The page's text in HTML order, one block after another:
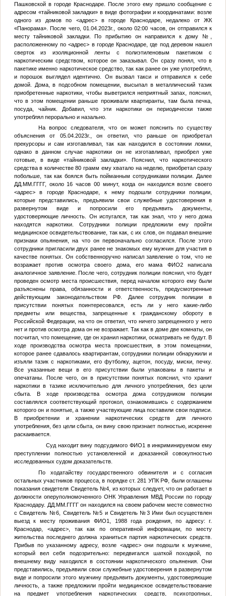
Пашковской в городе Краснодаре. После этого ему пришло сообщение с
адресом «тайниковой закладки» в виде фотографии и координатами: возле
одного из домов по <адрес>в городе Краснодаре, недалеко от ЖК
«Панорама». После чего, 01.04.2023г., около 02:00 часов, он отправился к
месту тайниковой закладки. По прибытию он направился к дому
№
расположенному по<адрес> в городе Краснодаре, где под деревом нашел
сверток из изоляционной ленты с полиэтиленовым пакетиком с
наркотическим средством, которое он заказывал. Он сразу понял, что в
пакетике именно наркотическое средство, так как ранее он уже употреблял,
и порошок выглядел идентично. Он вызвал такси и отправился к себе
домой. Дома, в подсобном помещении, высыпал в металлический тазик
приобретенные наркотики, чтобы выветрился неприятный запах, пояснил,
что в этом помещении раньше проживали квартиранты, там была печка,
посуда, чайник. Добавил, что эти наркотики он периодически также
употреблял перорально и назально.
На вопрос следователя, что он может пояснить по существу
объяснения от 05.04.2023г., он ответил, что раньше он приобретал
прекурсоры и сам изготавливал, так как находился в состоянии ломки,
однако в данном случае наркотики он не изготавливал, приобрел уже
готовые, в виде «тайниковой закладки». Пояснил, что наркотического
средства в количестве 80 грамм ему хватало на неделю, приобретал сразу
побольше, так как боялся быть пойманным сотрудниками полиции. Далее
ДД.ММ.ГГГГ, около 16 часов 00 минут, когда он находился возле своего
<адрес>в городе Краснодаре, к нему подошли сотрудники полиции,
которые представились, предъявили свои служебные удостоверения в
развернутом виде и попросили его предъявить документы,
удостоверяющие личность. Он испугался, так как знал, что у него дома
находятся наркотики. Сотрудники полиции предложили ему пройти
медицинское освидетельствование, так как, с их слов, он подавал внешние
признаки опьянения, на что он первоначально согласился. После этого
сотрудники пригласили двух ранее не знакомых ему мужчин для участия в
качестве понятых. Он собственноручно написал заявление о том, что не
возражает против осмотра своего дома, его мама ФИО2написала
аналогичное заявление. После чего, сотрудник полиции пояснил, что будет
проведен осмотр места происшествия, перед началом которого ему были
разъяснены права, обязанности и ответственность, предусмотренные
действующим законодательством РФ. Далее сотрудник полиции в
присутствии понятых поинтересовался, есть ли у него какие-либо
предметы или вещества, запрещенные к гражданскому обороту в
Российской Федерации, на что он ответил, что ничего запрещенного у него
нет и против осмотра дома он не возражает. Так как в доме две комнаты, он
посчитал, что помещение, где он хранил наркотики, осматривать не будут. В
ходе производства осмотра места происшествия, в этом помещении,
которое ранее сдавалось квартирантам, сотрудники полиции обнаружили и
изъяли тазик с наркотиками, его футболку, ацетон, посуду, миски, печку.
Все указанные вещи в его присутствии были упакованы в пакеты и
опечатаны. После чего, он в присутствии понятых пояснил, что хранит
наркотики в тазике исключительно для личного употребления, без цели
сбыта. В ходе производства осмотра дома сотрудником полиции
составлялся соответствующий протокол, ознакомившись с содержанием
которого он и понятые, а также участвующие лица поставили свои подписи.
В приобретении и хранении наркотических средств для личного
употребления, без цели сбыта, он вину свою признает полностью, искренне
раскаивается.
Суд находит вину подсудимого ФИО1 в инкриминируемом ему
преступлении полностью установленной и доказанной совокупностью
исследованных судом доказательств.
По ходатайству государственного обвинителя и с согласия
остальных участников процесса, в порядке ст. 281 УПК РФ, были оглашены
показания свидетеля Свидетель №4 , из которых следует, что он работает в
должности оперуполномоченного ОНК Управления МВД России по городу
Краснодару. ДД.ММ.ГГГГон находился на своем рабочем месте совместно
сСвидетель №6 Свидетель №5 иСвидетель №3Ими был осуществлен
выезд к месту проживания ФИО1
, 1988 года рождения, по адресу: г.
Краснодар, <адрес>, так как по оперативной информации, по месту
жительства последнего должна храниться партия наркотических средств.
Прибыв по указанному адресу, возле <адрес>они подошли к мужчине,
который вел себя подозрительно: передвигался шаткой походкой, по
внешнему виду находился в состоянии наркотического опьянения. Они
представились, предъявили свои служебные удостоверения в развернутом
виде и попросили этого мужчину предъявить документы, удостоверяющие
личность, а также предложили пройти медицинское освидетельствование
на предмет употребления наркотических средств, психотропных,